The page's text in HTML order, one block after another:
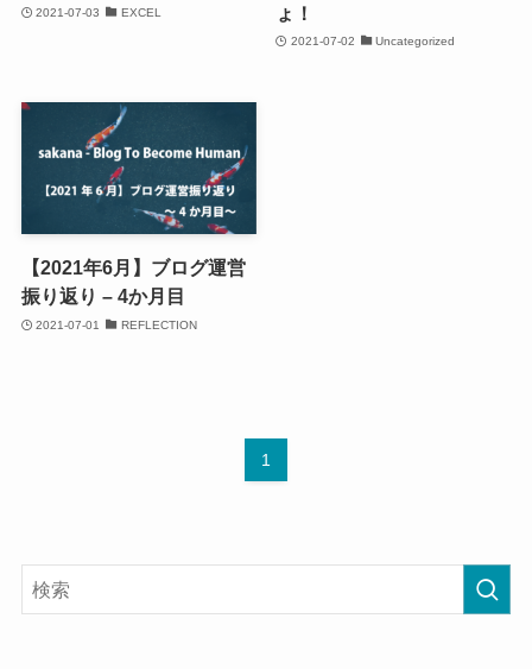
2021-07-03 EXCEL
ょ！
2021-07-02 Uncategorized
【2021年6月】ブログ運営
振り返り – 4か月目
2021-07-01 REFLECTION
1